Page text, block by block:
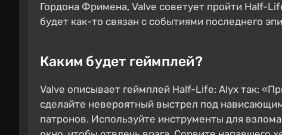
Гордона Фримена, Valve советует пройти Half-
будет как-то связан с событиями последнего
Каким будет геймплей?
Valve описывает геймплей Half-Life: Alyx так:
сделайте невероятный выстрел под
патронов. Используйте инструменты для